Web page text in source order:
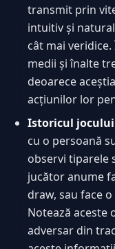
transmit prin
intuitiv și
cât mai
medii și înalte
deoarece
acțiunilor lor
Istoricul
cu o persoană
observi tiparele
jucător anume
draw, sau face
Notează aceste
adversar din